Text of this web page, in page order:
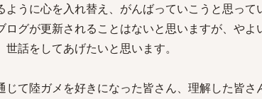
ように心を入れ替え、がんばっていこうと思って
ログが更新されることはないと思いますが、やよ
話をしてあげたいと思います。
じて陸ガメを好きになった皆さん、理解した皆